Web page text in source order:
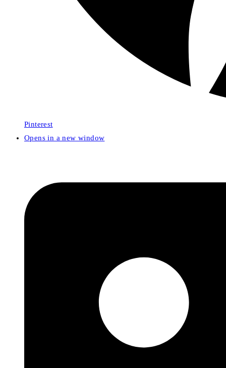
Pinterest
Opens in a new window